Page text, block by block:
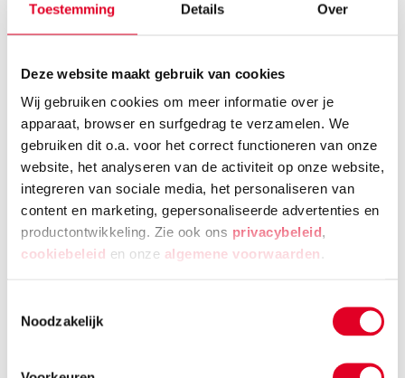
Toestemming Details Over
Deze website maakt gebruik van cookies
Wij gebruiken cookies om meer informatie over je
apparaat, browser en surfgedrag te verzamelen. We
gebruiken dit o.a. voor het correct functioneren van onze
website, het analyseren van de activiteit op onze website,
integreren van sociale media, het personaliseren van
content en marketing, gepersonaliseerde advertenties en
productontwikkeling. Zie ook ons privacybeleid,
cookiebeleid en onze algemene voorwaarden .
Noodzakelijk
Bovendien leren kinderen in combinatiegroepen
over het algemeen erg goed zelfstandig en
geconcentreerd werken. De leerkracht geeft vaak
krijgt je kind veel persoonlijke aandacht én het is
makkelijker om aan te sluiten bij een hogere of
juist een lagere niveaugroep.
Hogere werkdruk voor
De werkdruk voor het personeel is op kleine
een andere leerkracht één les voorbereidt, moet